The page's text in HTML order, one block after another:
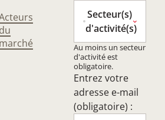
du
marché
Secteur(s)
d'activité(s)
Au moins un secteur
d'activité est
obligatoire.
Entrez votre
adresse e-mail
(obligatoire) :